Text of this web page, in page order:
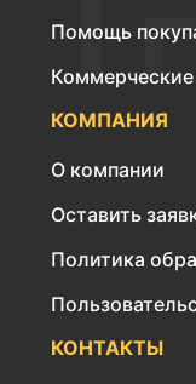
Помощь
КОМПАНИЯ
О компании
Оставить
Политика
КОНТАКТЫ